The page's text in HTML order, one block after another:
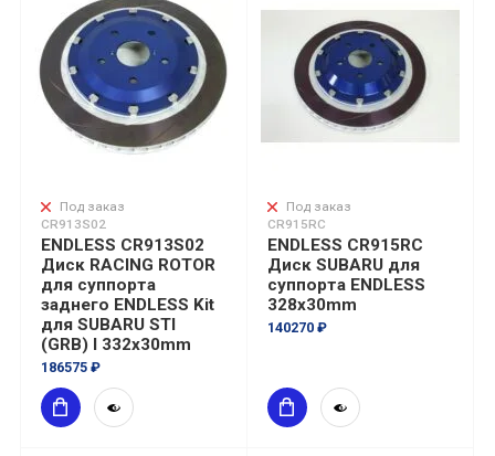
Под заказ
CR913S02
ENDLESS CR913S02
Диск RACING ROTOR
для суппорта
заднего ENDLESS Kit
для SUBARU STI
(GRB) I 332x30mm
186575 ₽
Под заказ
CR915RC
ENDLESS CR915RC
Диск SUBARU для
суппорта ENDLESS
328x30mm
140270 ₽